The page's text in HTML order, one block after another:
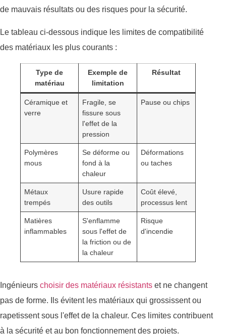
de mauvais résultats ou des risques pour la sécurité.
Le tableau ci-dessous indique les limites de compatibilité
des matériaux les plus courants :
Type de
matériau
Exemple de
limitation
Résultat
Céramique et
verre
Fragile, se
fissure sous
l'effet de la
pression
Pause ou chips
Polymères
mous
Se déforme ou
fond à la
chaleur
Déformations
ou taches
Métaux
trempés
Usure rapide
des outils
Coût élevé,
processus lent
Matières
inflammables
S'enflamme
sous l'effet de
la friction ou de
la chaleur
Risque
d'incendie
Ingénieurs choisir des matériaux résistants et ne changent
pas de forme. Ils évitent les matériaux qui grossissent ou
rapetissent sous l'effet de la chaleur. Ces limites contribuent
à la sécurité et au bon fonctionnement des projets.